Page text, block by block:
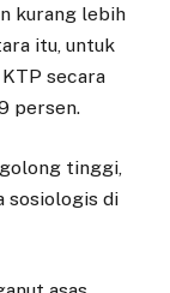
kurang lebih
itu, untuk
secara
persen.
tinggi,
sosiologis di